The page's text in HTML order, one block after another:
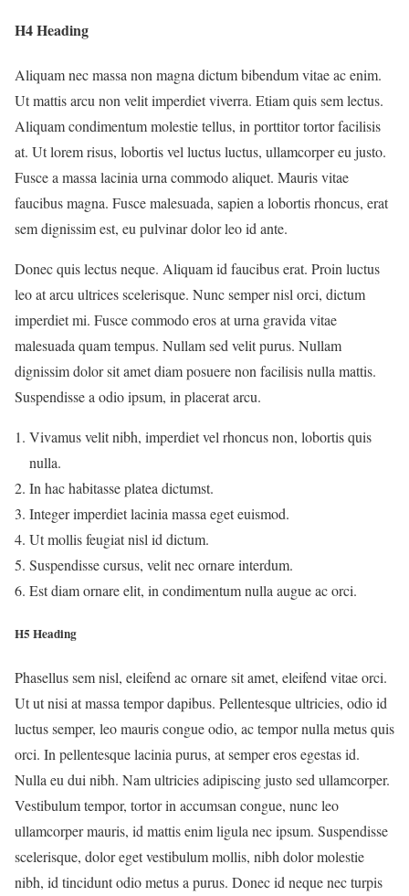
H4 Heading
Aliquam nec massa non magna dictum bibendum vitae ac enim.
Ut mattis arcu non velit imperdiet viverra. Etiam quis sem lectus.
Aliquam condimentum molestie tellus, in porttitor tortor facilisis
at. Ut lorem risus, lobortis vel luctus luctus, ullamcorper eu justo.
Fusce a massa lacinia urna commodo aliquet. Mauris vitae
faucibus magna. Fusce malesuada, sapien a lobortis rhoncus, erat
sem dignissim est, eu pulvinar dolor leo id ante.
Donec quis lectus neque. Aliquam id faucibus erat. Proin luctus
leo at arcu ultrices scelerisque. Nunc semper nisl orci, dictum
imperdiet mi. Fusce commodo eros at urna gravida vitae
malesuada quam tempus. Nullam sed velit purus. Nullam
dignissim dolor sit amet diam posuere non facilisis nulla mattis.
Suspendisse a odio ipsum, in placerat arcu.
Vivamus velit nibh, imperdiet vel rhoncus non, lobortis quis
nulla.
In hac habitasse platea dictumst.
Integer imperdiet lacinia massa eget euismod.
Ut mollis feugiat nisl id dictum.
Suspendisse cursus, velit nec ornare interdum.
Est diam ornare elit, in condimentum nulla augue ac orci.
H5 Heading
Phasellus sem nisl, eleifend ac ornare sit amet, eleifend vitae orci.
Ut ut nisi at massa tempor dapibus. Pellentesque ultricies, odio id
luctus semper, leo mauris congue odio, ac tempor nulla metus quis
orci. In pellentesque lacinia purus, at semper eros egestas id.
Nulla eu dui nibh. Nam ultricies adipiscing justo sed ullamcorper.
Vestibulum tempor, tortor in accumsan congue, nunc leo
ullamcorper mauris, id mattis enim ligula nec ipsum. Suspendisse
scelerisque, dolor eget vestibulum mollis, nibh dolor molestie
nibh, id tincidunt odio metus a purus. Donec id neque nec turpis